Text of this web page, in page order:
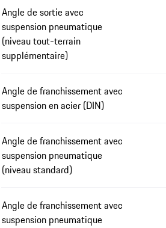
Angle de sortie avec
suspension pneumatique
(niveau tout-terrain
supplémentaire)
Angle de franchissement avec
suspension en acier (DIN)
Angle de franchissement avec
suspension pneumatique
(niveau standard)
Angle de franchissement avec
suspension pneumatique